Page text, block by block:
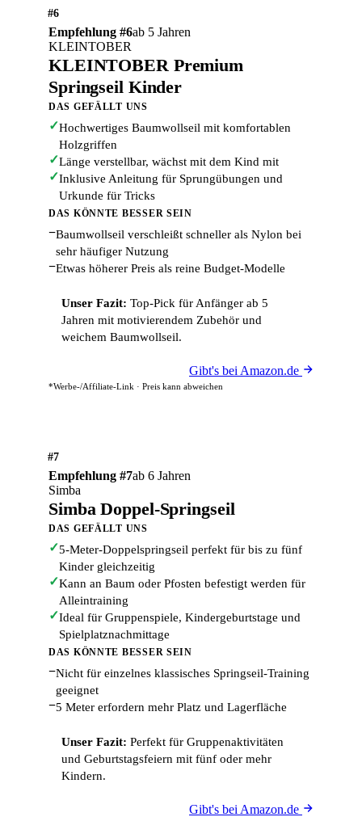
#6
Empfehlung #6ab 5 Jahren
KLEINTOBER
KLEINTOBER Premium
Springseil Kinder
DAS GEFÄLLT UNS
✓Hochwertiges Baumwollseil mit komfortablen
Holzgriffen
✓Länge verstellbar, wächst mit dem Kind mit
✓Inklusive Anleitung für Sprungübungen und
Urkunde für Tricks
DAS KÖNNTE BESSER SEIN
−Baumwollseil verschleißt schneller als Nylon bei
sehr häufiger Nutzung
−Etwas höherer Preis als reine Budget-Modelle
Unser Fazit: Top-Pick für Anfänger ab 5
Jahren mit motivierendem Zubehör und
weichem Baumwollseil.
Gibt's bei Amazon.de
*Werbe-/Affiliate-Link · Preis kann abweichen
#7
Empfehlung #7ab 6 Jahren
Simba
Simba Doppel-Springseil
DAS GEFÄLLT UNS
✓5-Meter-Doppelspringseil perfekt für bis zu fünf
Kinder gleichzeitig
✓Kann an Baum oder Pfosten befestigt werden für
Alleintraining
✓Ideal für Gruppenspiele, Kindergeburtstage und
Spielplatznachmittage
DAS KÖNNTE BESSER SEIN
−Nicht für einzelnes klassisches Springseil-Training
geeignet
−5 Meter erfordern mehr Platz und Lagerfläche
Unser Fazit: Perfekt für Gruppenaktivitäten
und Geburtstagsfeiern mit fünf oder mehr
Kindern.
Gibt's bei Amazon.de